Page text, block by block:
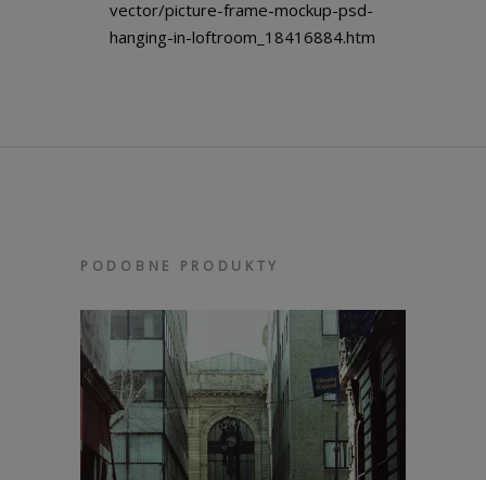
vector/picture-frame-mockup-psd-
hanging-in-loftroom_18416884.htm
PODOBNE PRODUKTY